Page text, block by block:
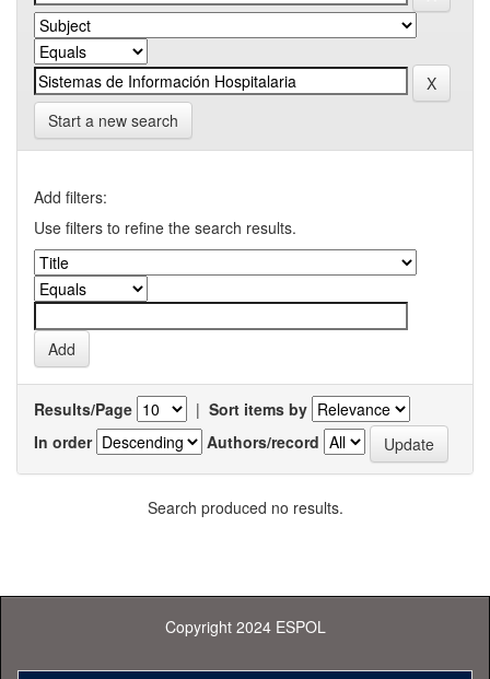
Start a new search
Add filters:
Use filters to refine the search results.
Results/Page | Sort items by
In order
Authors/record
Search produced no results.
Copyright 2024 ESPOL